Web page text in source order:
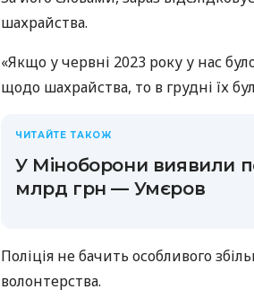
шахрайства.
«Якщо у червні 2023 року у нас
щодо шахрайства, то в грудні їх
ЧИТАЙТЕ ТАКОЖ
У Міноборони виявили
млрд грн — Умєров
Поліція не бачить особливого
волонтерства.